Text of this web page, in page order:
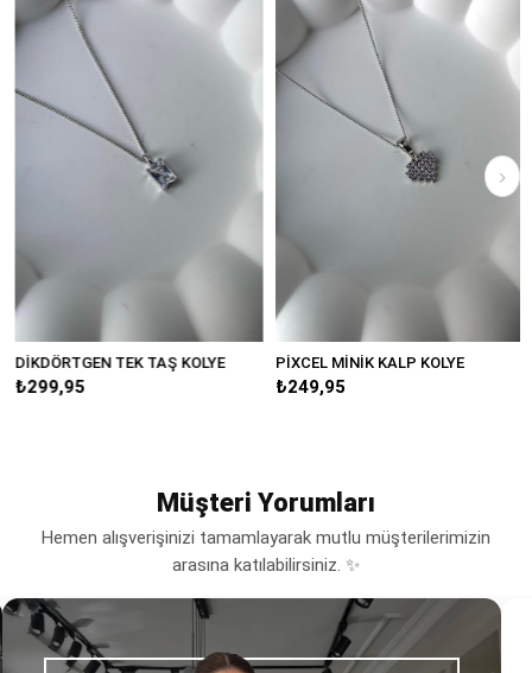
DİKDÖRTGEN TEK TAŞ KOLYE
₺299,95
PİXCEL MİNİK KALP KOLYE
₺249,95
Müşteri Yorumları
Hemen alışverişinizi tamamlayarak mutlu müşterilerimizin
arasına katılabilirsiniz. ✨